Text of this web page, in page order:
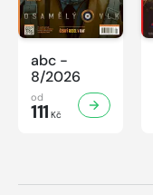
abc -
8/2026
od
111 Kč